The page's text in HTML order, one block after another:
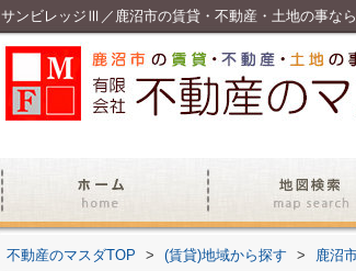
サンビレッジⅢ／鹿沼市の賃貸・不動産・土地の事な
不動産のマスダTOP > (賃貸)地域から探す > 鹿沼